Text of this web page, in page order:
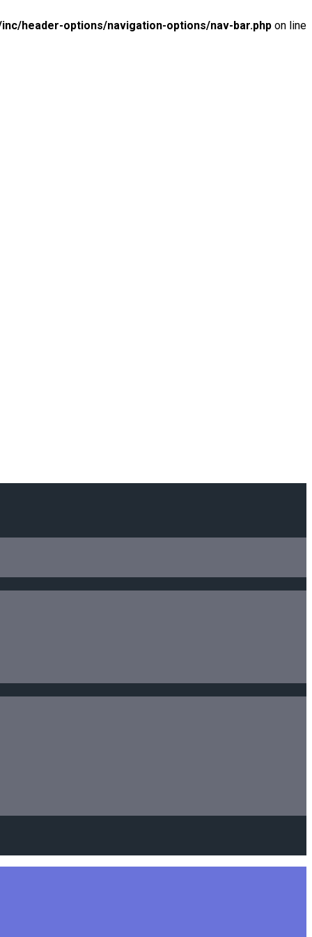
header-options/navigation-options/nav-bar.php on line